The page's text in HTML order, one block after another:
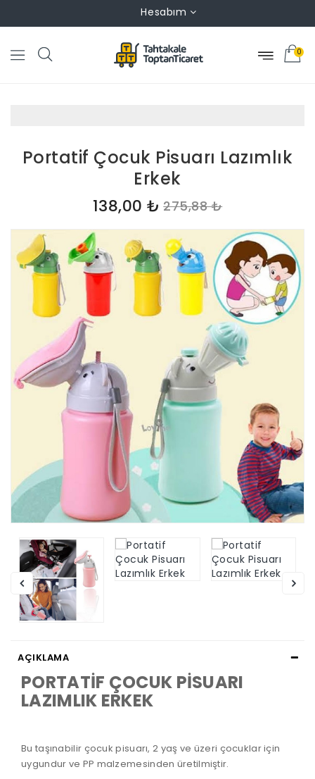
Hesabım
0
Portatif Çocuk Pisuarı Lazımlık
Erkek
138,00 ₺ 275,88 ₺
AÇIKLAMA
PORTATİF ÇOCUK PİSUARI
LAZIMLIK ERKEK
Bu taşınabilir çocuk pisuarı, 2 yaş ve üzeri çocuklar için
uygundur ve PP malzemesinden üretilmiştir.